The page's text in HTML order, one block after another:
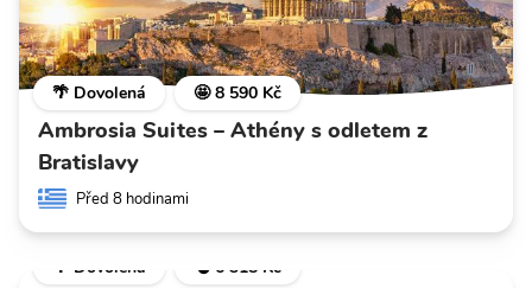
🌴 Dovolená 🤩 8 590 Kč
Ambrosia Suites – Athény s odletem z
Bratislavy
Před 8 hodinami
🌴 Dovolená 💣 6 318 Kč